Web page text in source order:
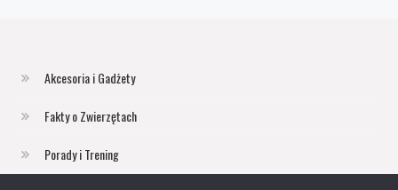
Akcesoria i Gadżety
Fakty o Zwierzętach
Porady i Trening